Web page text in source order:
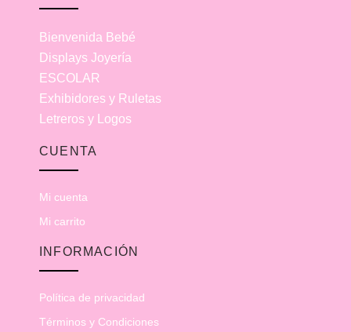
Bienvenida Bebé
Displays Joyería
ESCOLAR
Exhibidores y Ruletas
Letreros y Logos
CUENTA
Mi cuenta
Mi carrito
INFORMACIÓN
Política de privacidad
Términos y Condiciones